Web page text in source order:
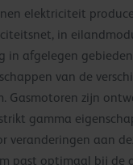
elektriciteit
in
in afgelegen
van de
Gasmotoren zijn
gamma
veranderingen aan
past optimaal bij de